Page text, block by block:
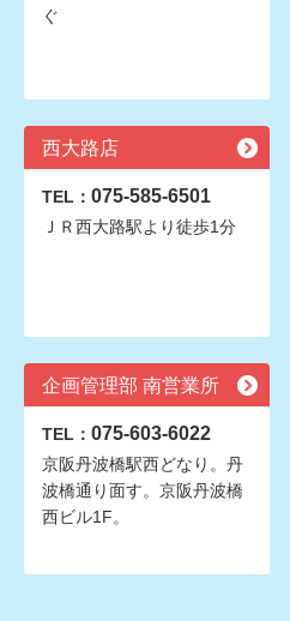
ぐ
西大路店
TEL： 075-585-6501
ＪＲ西大路駅より徒歩1分
企画管理部 南営業所
TEL： 075-603-6022
京阪丹波橋駅西どなり。丹
波橋通り面す。京阪丹波橋
西ビル1F。